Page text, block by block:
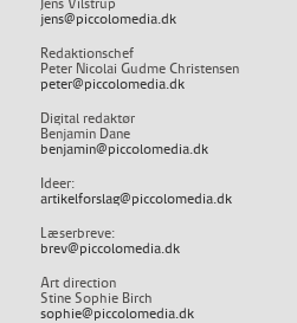
Jens Vilstrup
jens@piccolomedia.dk
Redaktionschef
Peter Nicolai Gudme Christensen
peter@piccolomedia.dk
Digital redaktør
Benjamin Dane
benjamin@piccolomedia.dk
Ideer:
artikelforslag@piccolomedia.dk
Læserbreve:
brev@piccolomedia.dk
Art direction
Stine Sophie Birch
sophie@piccolomedia.dk